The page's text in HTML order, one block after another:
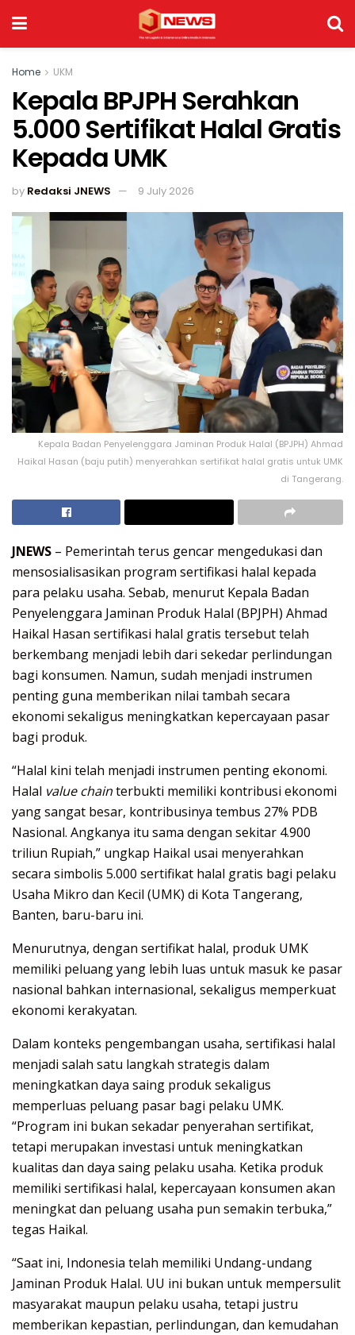
Home UKM
Kepala BPJPH Serahkan
5.000 Sertifikat Halal Gratis
Kepada UMK
by Redaksi JNEWS 9 July 2026
Kepala Badan Penyelenggara Jaminan Produk Halal (BPJPH) Ahmad
Haikal Hasan (baju putih) menyerahkan sertifikat halal gratis untuk UMK
di Tangerang.
JNEWS – Pemerintah terus gencar mengedukasi dan
mensosialisasikan program sertifikasi halal kepada
para pelaku usaha. Sebab, menurut Kepala Badan
Penyelenggara Jaminan Produk Halal (BPJPH) Ahmad
Haikal Hasan sertifikasi halal gratis tersebut telah
berkembang menjadi lebih dari sekedar perlindungan
bagi konsumen. Namun, sudah menjadi instrumen
penting guna memberikan nilai tambah secara
ekonomi sekaligus meningkatkan kepercayaan pasar
bagi produk.
“Halal kini telah menjadi instrumen penting ekonomi.
Halal value chainterbukti memiliki kontribusi ekonomi
yang sangat besar, kontribusinya tembus 27% PDB
Nasional. Angkanya itu sama dengan sekitar 4.900
triliun Rupiah,” ungkap Haikal usai menyerahkan
secara simbolis 5.000 sertifikat halal gratis bagi pelaku
Usaha Mikro dan Kecil (UMK) di Kota Tangerang,
Banten, baru-baru ini.
Menurutnya, dengan sertifikat halal, produk UMK
memiliki peluang yang lebih luas untuk masuk ke pasar
nasional bahkan internasional, sekaligus memperkuat
ekonomi kerakyatan.
Dalam konteks pengembangan usaha, sertifikasi halal
menjadi salah satu langkah strategis dalam
meningkatkan daya saing produk sekaligus
memperluas peluang pasar bagi pelaku UMK.
“Program ini bukan sekadar penyerahan sertifikat,
tetapi merupakan investasi untuk meningkatkan
kualitas dan daya saing pelaku usaha. Ketika produk
memiliki sertifikasi halal, kepercayaan konsumen akan
meningkat dan peluang usaha pun semakin terbuka,”
tegas Haikal.
“Saat ini, Indonesia telah memiliki Undang-undang
Jaminan Produk Halal. UU ini bukan untuk mempersulit
masyarakat maupun pelaku usaha, tetapi justru
memberikan kepastian, perlindungan, dan kemudahan